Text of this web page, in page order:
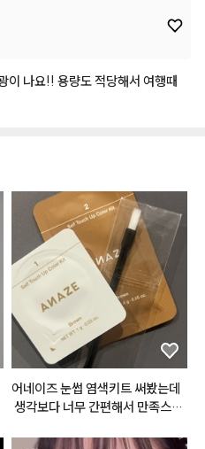
이 나요!! 용량도적당해서 여행때
어네이즈 눈썹 염색키트 써봤는데
생각보다 너무 간편해서 만족스러